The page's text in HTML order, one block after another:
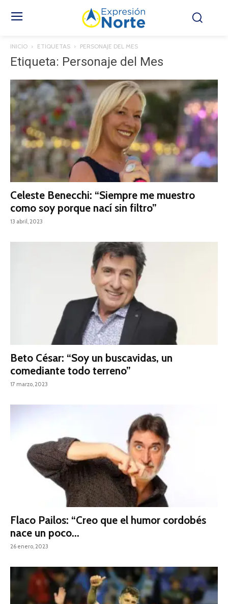
INICIO ETIQUETAS PERSONAJE DEL MES
Etiqueta: Personaje del Mes
Celeste Benecchi: “Siempre me muestro
como soy porque nací sin filtro”
13 abril, 2023
Beto César: “Soy un buscavidas, un
comediante todo terreno”
17 marzo, 2023
Flaco Pailos: “Creo que el humor cordobés
nace un poco...
26 enero, 2023